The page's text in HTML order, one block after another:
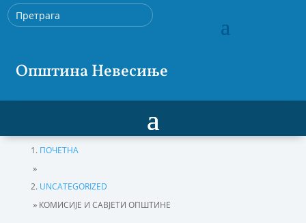
Општина Невесиње
ПОЧЕТНА
»
UNCATEGORIZED
» КОМИСИЈЕ И САВЈЕТИ ОПШТИНЕ